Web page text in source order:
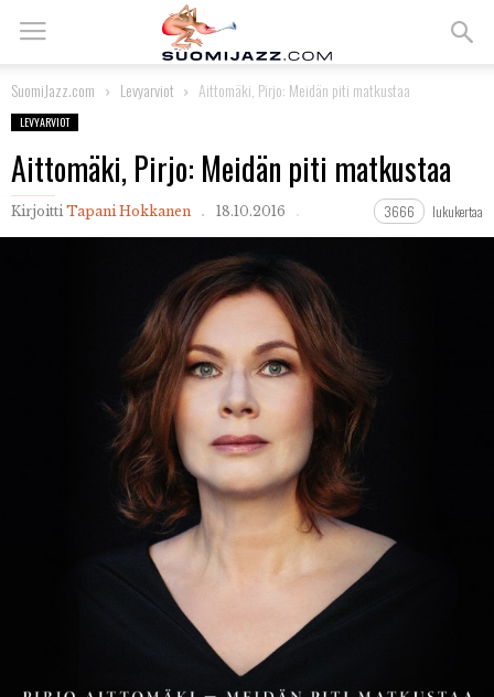
SuomiJazz.com Levyarviot Aittomäki, Pirjo: Meidän piti matkustaa
LEVYARVIOT
Aittomäki, Pirjo: Meidän piti matkustaa
Kirjoitti Tapani Hokkanen 18.10.2016 3666 lukukertaa